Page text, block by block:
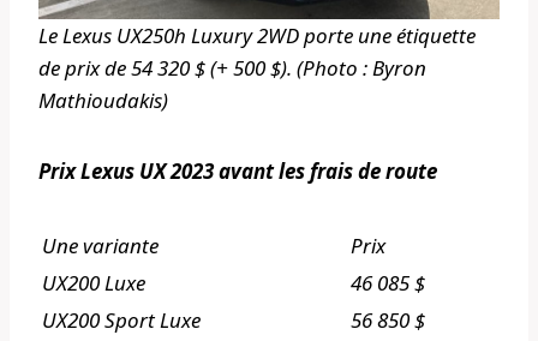
Le Lexus UX250h Luxury 2WD porte une étiquette
de prix de 54 320 $ (+ 500 $). (Photo : Byron
Mathioudakis)
Prix ​​Lexus UX 2023 avant les frais de route
Une variante
Prix
UX200 Luxe
46 085 $
UX200 Sport Luxe
56 850 $